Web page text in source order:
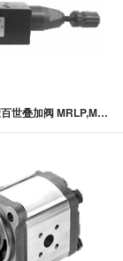
KOMPASS康百世叠加阀 MRLP,MRLA,MRLB-03系列叠加式低压减压阀